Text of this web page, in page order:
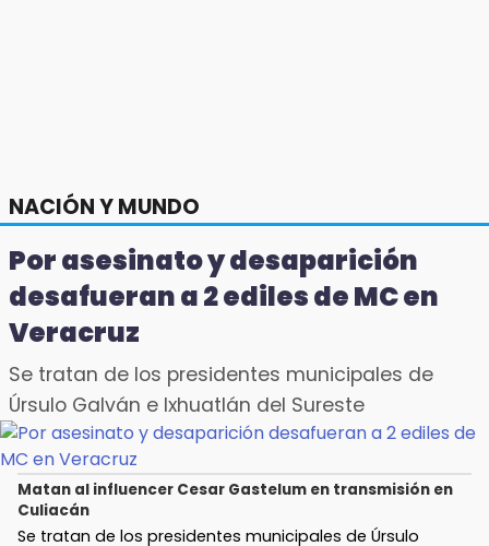
NACIÓN Y MUNDO
Por asesinato y desaparición
desafueran a 2 ediles de MC en
Veracruz
Se tratan de los presidentes municipales de
Úrsulo Galván e Ixhuatlán del Sureste
Matan al influencer Cesar Gastelum en transmisión en
Culiacán
Se tratan de los presidentes municipales de Úrsulo